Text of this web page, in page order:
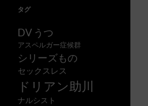
タグ
DV うつ
アスペルガー症候群
シリーズもの
セックスレス
ドリアン助川
ナルシスト